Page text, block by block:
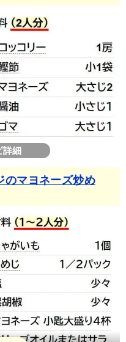
詳細
マヨネーズ炒め